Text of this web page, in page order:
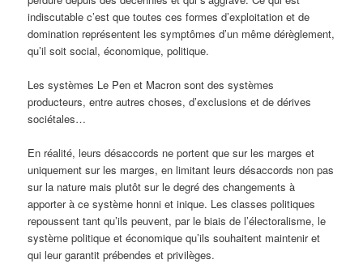
indiscutable c’est que toutes ces formes d’exploitation et de
domination représentent les symptômes d’un même dérèglement,
qu’il soit social, économique, politique.
Les systèmes Le Pen et Macron sont des systèmes
producteurs, entre autres choses, d’exclusions et de dérives
sociétales…
En réalité, leurs désaccords ne portent que sur les marges et
uniquement sur les marges, en limitant leurs désaccords non pas
sur la nature mais plutôt sur le degré des changements à
apporter à ce système honni et inique. Les classes politiques
repoussent tant qu’ils peuvent, par le biais de l’électoralisme, le
système politique et économique qu’ils souhaitent maintenir et
qui leur garantit prébendes et privilèges.